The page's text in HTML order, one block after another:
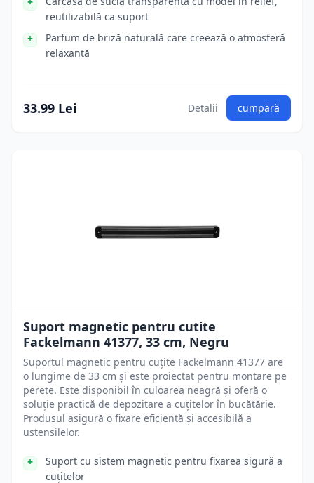
reutilizabilă ca suport
Parfum de briză naturală care creează o atmosferă
relaxantă
33.99 Lei Detalii cumpără
Suport magnetic pentru cutite
Fackelmann 41377, 33 cm, Negru
Suportul magnetic pentru cuțite Fackelmann 41377 are
o lungime de 33 cm și este proiectat pentru montare pe
perete. Este disponibil în culoarea neagră și oferă o
soluție practică de depozitare a cuțitelor în bucătărie.
Produsul asigură o fixare eficientă și accesibilă a
ustensilelor.
Suport cu sistem magnetic pentru fixarea sigură a
cuțitelor